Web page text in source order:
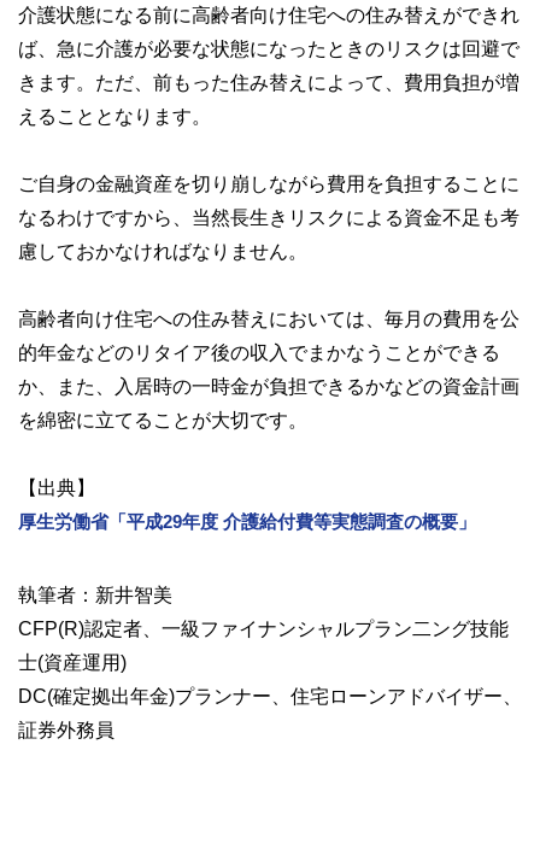
介護状態になる前に高齢者向け住宅への住み替えができれ
ば、急に介護が必要な状態になったときのリスクは回避で
きます。ただ、前もった住み替えによって、費用負担が増
えることとなります。
ご自身の金融資産を切り崩しながら費用を負担することに
なるわけですから、当然長生きリスクによる資金不足も考
慮しておかなければなりません。
高齢者向け住宅への住み替えにおいては、毎月の費用を公
的年金などのリタイア後の収入でまかなうことができる
か、また、入居時の一時金が負担できるかなどの資金計画
を綿密に立てることが大切です。
【出典】
厚生労働省「平成29年度 介護給付費等実態調査の概要」
執筆者：新井智美
CFP(R)認定者、一級ファイナンシャルプラン二ング技能
士(資産運用)
DC(確定拠出年金)プランナー、住宅ローンアドバイザー、
証券外務員